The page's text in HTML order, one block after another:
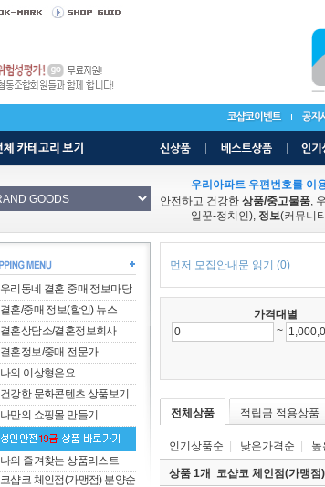
우리아파트 우편번호를 이
안전하고 건강한 상품/중고물품,
일꾼-정치인), 정보(커뮤니
우리동네 결혼 중매 정보마당
결혼/중매 정보(할인) 뉴스
결혼상담소/결혼정보회사
결혼정보/중매 전문가
나의 이상형은요....
건강한 문화콘텐츠 상품보기
나만의 쇼핑몰 만들기
나의 즐겨찾는 상품리스트
코샵코 체인점(가맹점) 분양순
먼저 모집안내문 읽기 (0)
가격대별
~
전체상품 적립금 적용상품
인기상품순 낮은가격순 높
상품 1개 코샵코 체인점(가맹점